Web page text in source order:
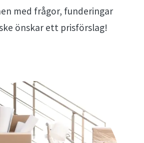
med frågor, funderingar
önskar ett prisförslag!